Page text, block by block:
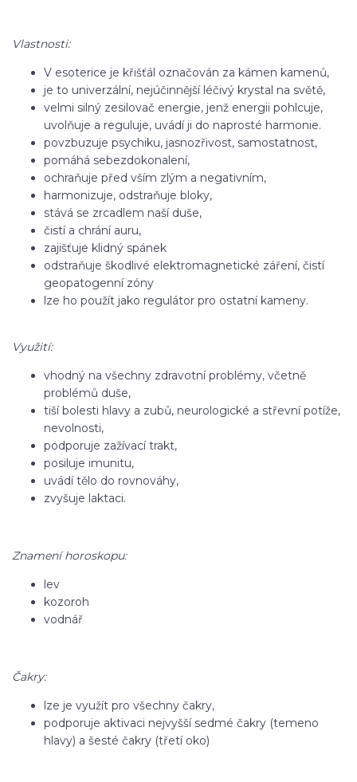
Vlastnosti:
V esoterice je křišťál označován za kámen kamenů,
je to univerzální, nejúčinnější léčivý krystal na světě,
velmi silný zesilovač energie, jenž energii pohlcuje,
uvolňuje a reguluje, uvádí ji do naprosté harmonie.
povzbuzuje psychiku, jasnozřivost, samostatnost,
pomáhá sebezdokonalení,
ochraňuje před vším zlým a negativním,
harmonizuje, odstraňuje bloky,
stává se zrcadlem naší duše,
čistí a chrání auru,
zajišťuje klidný spánek
odstraňuje škodlivé elektromagnetické záření, čistí
geopatogenní zóny
lze ho použít jako regulátor pro ostatní kameny.
Využití:
vhodný na všechny zdravotní problémy, včetně
problémů duše,
tiší bolesti hlavy a zubů, neurologické a střevní potíže,
nevolnosti,
podporuje zažívací trakt,
posiluje imunitu,
uvádí tělo do rovnováhy,
zvyšuje laktaci.
Znamení horoskopu:
lev
kozoroh
vodnář
Čakry:
lze je využít pro všechny čakry,
podporuje aktivaci nejvyšší sedmé čakry (temeno
hlavy) a šesté čakry (třetí oko)